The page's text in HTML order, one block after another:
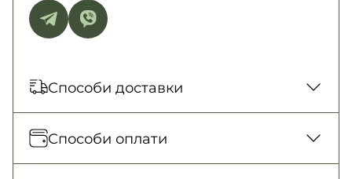
Способи доставки
Відправка кожного дня. Післяплата тільки
на замовлення від 500 грн
Способи оплати